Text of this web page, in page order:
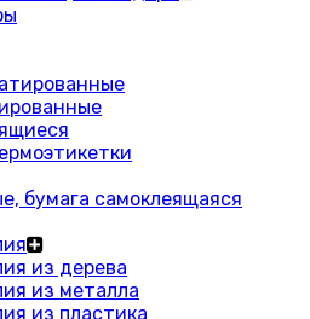
бумага самоклеящаяся
из дерева
из металла
из пластика